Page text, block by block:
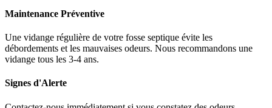
Maintenance Préventive
Une vidange régulière de votre fosse septique évite les
débordements et les mauvaises odeurs. Nous recommandons une
vidange tous les 3-4 ans.
Signes d'Alerte